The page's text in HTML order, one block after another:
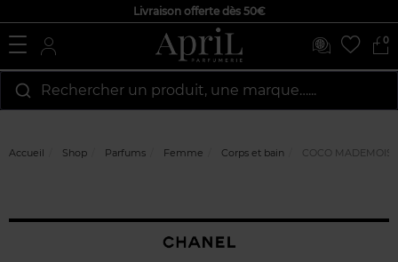
Livraison offerte dès 50€
0
Rechercher un produit, une marque…...
Accueil Shop Parfums Femme Corps et bain COCO